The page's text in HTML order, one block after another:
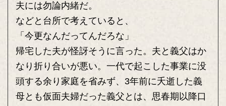
夫には勿論内緒だ。
などと台所で考えていると、
「今更なんだってんだろな」
帰宅した夫が怪訝そうに言った。夫と義父はか
なり折り合いが悪い。一代で起こした事業に没
頭する余り家庭を省みず、3年前に夭逝した義
母とも仮面夫婦だった義父とは、思春期以降口